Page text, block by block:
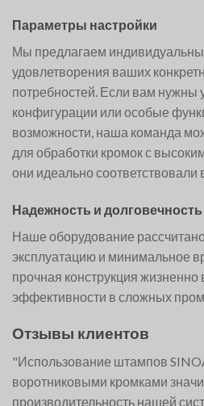
Параметры настройки
Мы предлагаем
удовлетворения ваших
потребностей. Если вам нужны
конфигурации или особые
возможности, наша команда
для обработки кромок с
они идеально
Надежность и долговечность
Наше оборудование
эксплуатацию и минимальное
прочная конструкция
эффективности в сложных
Отзывы клиентов
"Использование штампов
воротниковыми кромками
производительность нашей